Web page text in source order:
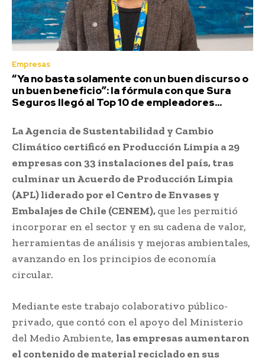
Empresas
“Ya no basta solamente con un buen discurso o
un buen beneficio”: la fórmula con que Sura
Seguros llegó al Top 10 de empleadores...
La Agencia de Sustentabilidad y Cambio
Climático certificó en Producción Limpia a 29
empresas con 33 instalaciones del país, tras
culminar un Acuerdo de Producción Limpia
(APL) liderado por el Centro de Envases y
Embalajes de Chile (CENEM),que les permitió
incorporar en el sector y en su cadena de valor,
herramientas de análisis y mejoras ambientales,
avanzando en los principios de economía
circular.
Mediante este trabajo colaborativo público-
privado, que contó con el apoyo del Ministerio
del Medio Ambiente, las empresas aumentaron
el contenido de material reciclado en sus